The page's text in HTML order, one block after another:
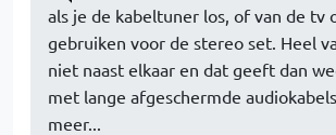
als je de kabeltuner los, of van de tv
gebruiken voor de stereo set. Heel
niet naast elkaar en dat geeft dan
met lange afgeschermde
meer...